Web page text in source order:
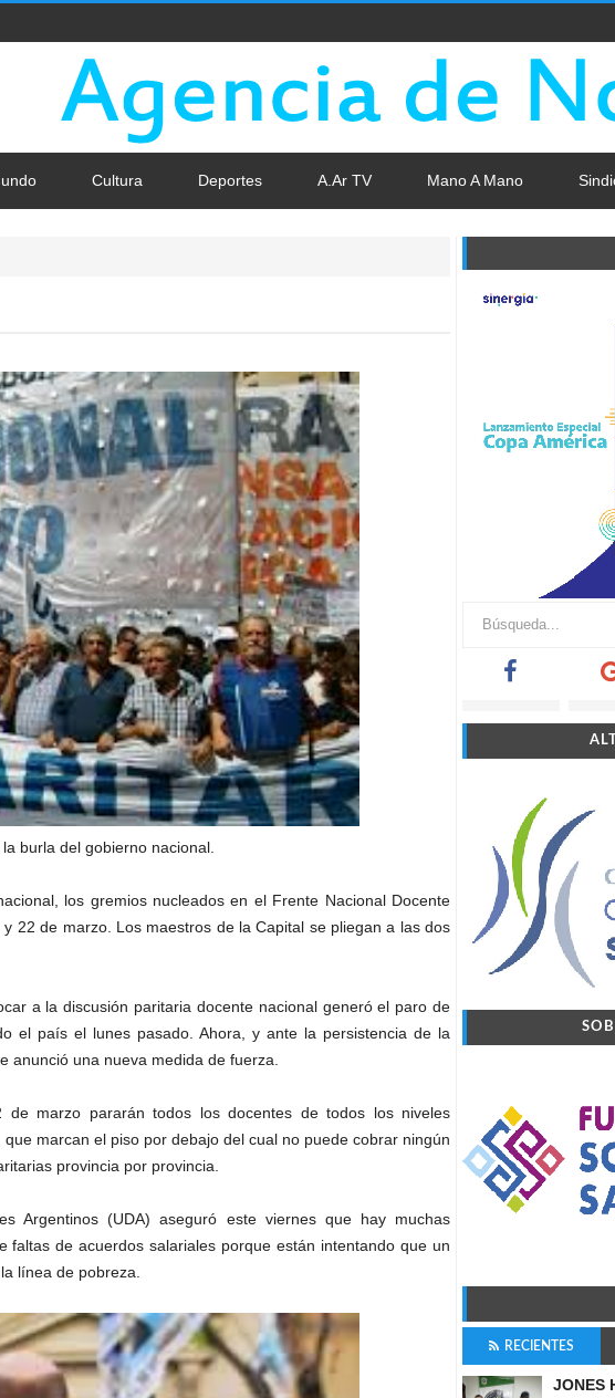
Cultura Deportes A.Ar TV Mano A Mano
burla del gobierno nacional.
los gremios nucleados en el Frente Nacional Docente
22 de marzo. Los maestros de la Capital se pliegan a las dos
a la discusión paritaria docente nacional generó el paro de
el país el lunes pasado. Ahora, y ante la persistencia de la
anunció una nueva medida de fuerza.
marzo pararán todos los docentes de todos los niveles
marcan el piso por debajo del cual no puede cobrar ningún
provincia por provincia.
Argentinos (UDA) aseguró este viernes que hay muchas
de acuerdos salariales porque están intentando que un
línea de pobreza.
RECIENTES
JONES